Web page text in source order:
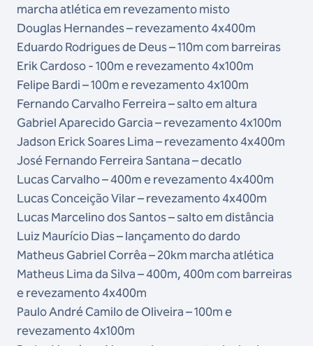
marcha atlética em revezamento misto
Douglas Hernandes – revezamento 4x400m
Eduardo Rodrigues de Deus – 110m com barreiras
Erik Cardoso - 100m e revezamento 4x100m
Felipe Bardi – 100m e revezamento 4x100m
Fernando Carvalho Ferreira – salto em altura
Gabriel Aparecido Garcia – revezamento 4x100m
Jadson Erick Soares Lima – revezamento 4x400m
José Fernando Ferreira Santana – decatlo
Lucas Carvalho – 400m e revezamento 4x400m
Lucas Conceição Vilar – revezamento 4x400m
Lucas Marcelino dos Santos – salto em distância
Luiz Maurício Dias – lançamento do dardo
Matheus Gabriel Corrêa – 20km marcha atlética
Matheus Lima da Silva – 400m, 400m com barreiras
e revezamento 4x400m
Paulo André Camilo de Oliveira – 100m e
revezamento 4x100m